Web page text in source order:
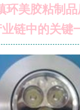
环美胶粘制品
链中的关键